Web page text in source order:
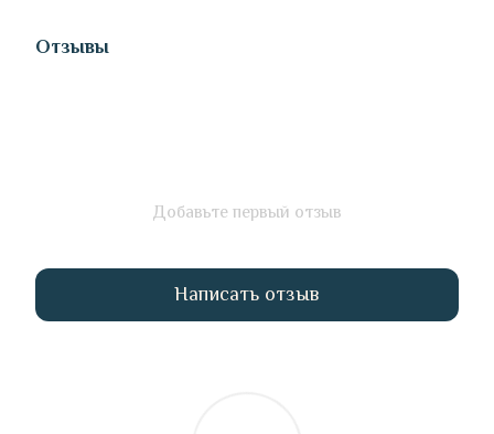
Отзывы
Добавьте первый отзыв
Написать отзыв